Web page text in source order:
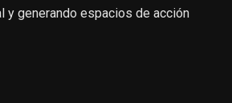
y generando espacios de acción